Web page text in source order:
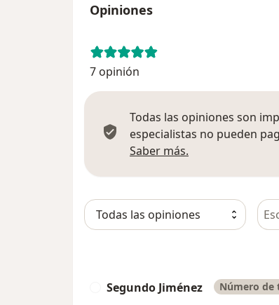
Opiniones
7 opinión
Todas las opiniones son
especialistas no pueden
Saber más.
Segundo Jiménez Número de